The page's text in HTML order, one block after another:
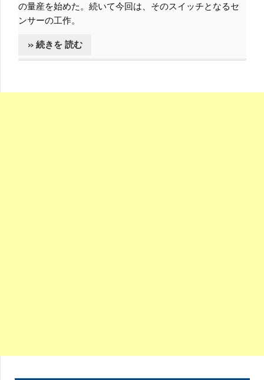
の量産を始めた。続いて今回は、そのスイッチとなるセ
ンサーの工作。
» 続きを 読む